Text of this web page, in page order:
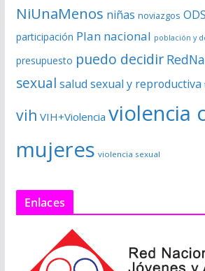
NiUnaMenos niñas noviazgos ODS
participación Plan nacional población y
presupuesto puedo decidir
sexual salud sexual y reproductiva
vih VIH+Violencia violencia
mujeres violencia sexual
Enlaces